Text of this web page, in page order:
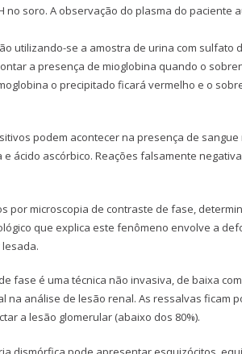
no soro. A observação do plasma do
utilizando-se a amostra de urina com
a presença de mioglobina quando o
o precipitado ficará vermelho e o
podem acontecer na presença de
ácido ascórbico. Reações falsamente
por microscopia de contraste de fase,
que explica este fenômeno envolve a
fase é uma técnica não invasiva, de baixa
na análise de lesão renal. As ressalvas ficam
a lesão glomerular (abaixo dos 80%).